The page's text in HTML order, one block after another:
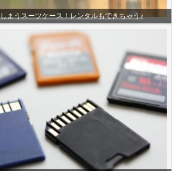
まうスーツケース！レンタルもできちゃう♪